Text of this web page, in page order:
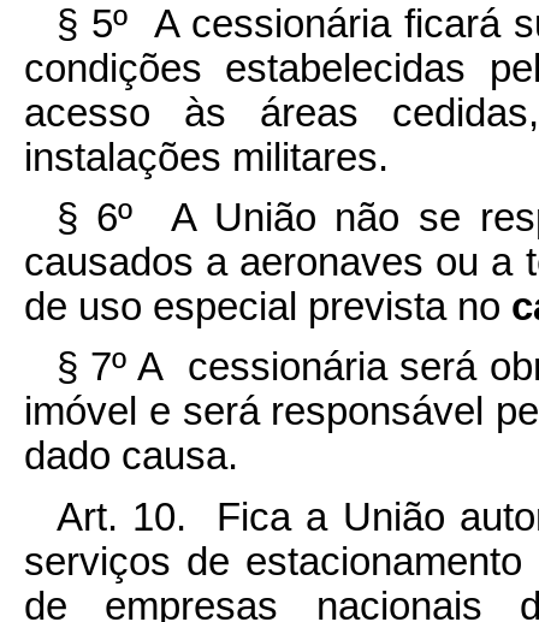
§ 5º A cessionária ficará
condições estabelecidas
acesso às áreas
instalações militares.
§ 6º A União não se
causados a aeronaves ou a
de uso especial prevista no
§ 7º A cessionária será
imóvel e será responsável
dado causa.
Art. 10. Fica a União
serviços de
de empresas nacionais